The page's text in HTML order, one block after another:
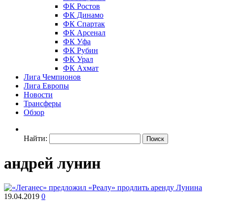
ФК Ростов
ФК Динамо
ФК Спартак
ФК Арсенал
ФК Уфа
ФК Рубин
ФК Урал
ФК Ахмат
Лига Чемпионов
Лига Европы
Новости
Трансферы
Обзор
Найти:
андрей лунин
19.04.2019 0